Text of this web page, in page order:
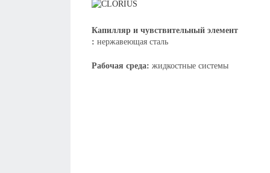
Капилляр и чувствительный элемент
: нержавеющая сталь
Рабочая среда: жидкостные системы